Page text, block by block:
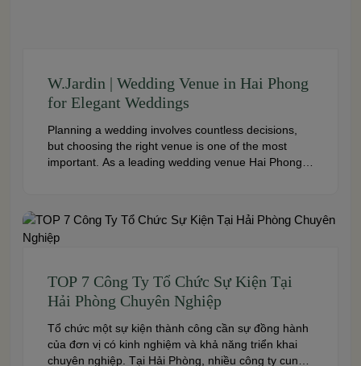
W.Jardin | Wedding Venue in Hai Phong
for Elegant Weddings
Planning a wedding involves countless decisions,
but choosing the right venue is one of the most
important. As a leading wedding venue Hai Phong,
system, and dedicated event support to help
couples create a seamless and memorable […]
TOP 7 Công Ty Tổ Chức Sự Kiện Tại
Hải Phòng Chuyên Nghiệp
Tổ chức một sự kiện thành công cần sự đồng hành
của đơn vị có kinh nghiệm và khả năng triển khai
chuyên nghiệp. Tại Hải Phòng, nhiều công ty cung